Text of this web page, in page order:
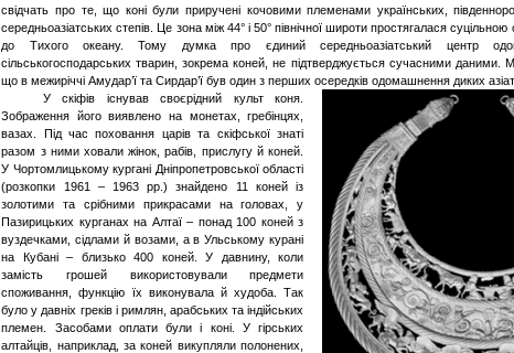
свідчать про те, що коні були приручені кочовими племенами українських,
середньоазіатських степів. Це зона між 44° і 50° північної широти простягалася
до Тихого океану. Тому думка про єдиний середньоазіатський центр
сільськогосподарських тварин, зокрема коней, не підтверджується сучасними даними.
що в межиріччі Амудар’ї та Сирдар’ї був один з перших осередків одомашнення диких
У скіфів існував своєрідний культ коня.
Зображення його виявлено на монетах, гребінцях,
вазах. Під час поховання царів та скіфської знаті
разом з ними ховали жінок, рабів, прислугу й коней.
У Чортомлицькомукургані Дніпропетровської області
(розкопки 1961 – 1963 рр.) знайдено 11 коней із
золотими та срібними прикрасами на головах, у
Пазирицьких курганах на Алтаї – понад 100 коней з
вуздечками, сідлами й возами, а вУльському курані
на Кубані – близько 400 коней. У давнину, коли
замість грошей використовували предмети
споживання, функцію їх виконувала й худоба. Так
було у давніх греків і римлян, арабських та індійських
племен. Засобами оплати були і коні. У гірських
алтайців, наприклад, за коней викупляли полонених,